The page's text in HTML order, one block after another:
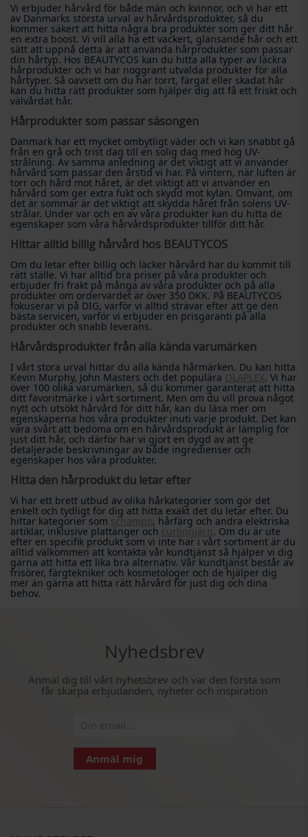
Vi erbjuder hårvård för både män och kvinnor, och vi har ett
av Danmarks största urval av hårvårdsprodukter, så du
kommer säkert att hitta några bra produkter som ger ditt hår
en extra boost. Vi vill alla ha ett vackert, glänsande hår och ett
sätt att uppnå detta är att använda hårprodukter som passar
din hårtyp. Hos BEAUTYCOS kan du hitta alla typer av läckra
hårprodukter och vi har noggrant utvalda produkter för alla
hårtyper. Så oavsett om du har torrt, färgat eller skadat hår
kan du hitta rätt produkter som hjälper dig att få ett friskt och
välvårdat hår.
Hårprodukter som passar säsongen
Danmark har ett mycket ombytligt väder och vi kan snabbt gå
från en grå och trist dag till en solig dag med hög UV-
strålning. Av samma anledning är det viktigt att vi använder
hårvård som passar den årstid vi har. På vintern, när luften är
torr och hård mot håret, är det viktigt att vi använder en
hårvård som ger extra fukt och skydd mot kylan. Omvänt, om
det är sommar är det viktigt att skydda håret från solens UV-
strålar. Under var och en av våra produkter kan du hitta de
egenskaper som våra hårvårdsprodukter tillför ditt hår.
Hittar alltid billig hårvård hos BEAUTYCOS
Om du letar efter billig och läcker hårvård har du kommit till
rätt ställe. Vi har alltid bra priser på våra produkter och
erbjuder fri frakt på många av våra produkter och på alla
produkter om ordervärdet är över 350 DKK. På BEAUTYCOS
fokuserar vi på DIG, varför vi alltid strävar efter att ge den
bästa servicen, varför vi erbjuder en prisgaranti på alla
produkter och snabb leverans.
Hårvårdsprodukter från alla kända varumärken
I vårt stora urval hittar du alla kända hårmärken. Du kan hitta
Kevin Murphy, John Masters och det populära OLAPLEX. Vi har
över 100 olika varumärken, så du kommer garanterat att hitta
ditt favoritmärke i vårt sortiment. Men om du vill prova något
nytt och utsökt hårvård för ditt hår, kan du läsa mer om
egenskaperna hos våra produkter inuti varje produkt. Det kan
vara svårt att bedöma om en hårvårdsprodukt är lämplig för
just ditt hår, och därför har vi gjort en dygd av att ge
detaljerade beskrivningar av både ingredienser och
egenskaper hos våra produkter.
Hitta den hårprodukt du letar efter
Vi har ett brett utbud av olika hårkategorier som gör det
enkelt och tydligt för dig att hitta exakt det du letar efter. Du
hittar kategorier som schampo, hårfärg och andra elektriska
artiklar, inklusive plattänger och curlingjärn. Om du är ute
efter en specifik produkt som vi inte har i vårt sortiment är du
alltid välkommen att kontakta vår kundtjänst så hjälper vi dig
gärna att hitta ett lika bra alternativ. Vår kundtjänst består av
frisörer, färgtekniker och kosmetologer och de hjälper dig
mer än gärna att hitta rätt hårvård för just dig och dina
behov.
Nyhedsbrev
Anmäl dig till vårt nyhetsbrev och var den första som
får skarpa erbjudanden, nyheter och inspiration
Anmäl mig